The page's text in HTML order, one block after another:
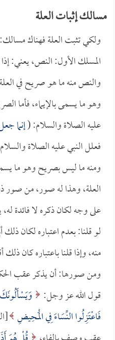
مسالك إثبات العلة
ولكي تثبت العلة فهناك مسالك:
المسلك الأول: النص، يعني:
والنص منه ما هو صريح في
وهو ما يسمى بالإيماء، فأما
عليه الصلاة والسلام: (إنما
فعلل النبي عليه الصلاة
ومنه ما ليس بصريح وهو ما
العلة، وهذا له صور، من
على وجه لكان ذكره لا فائدة
لو قلنا: بعدم اعتباره لكان
منه، وإذا قلنا باعتباره كان
ومن صورها: أن يذكر عقب
قول الله عز وجل:
فَاعْتَزِلُوا النِّسَاءَ فِي الْمَحِيضِ